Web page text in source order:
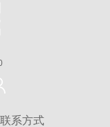
系方式